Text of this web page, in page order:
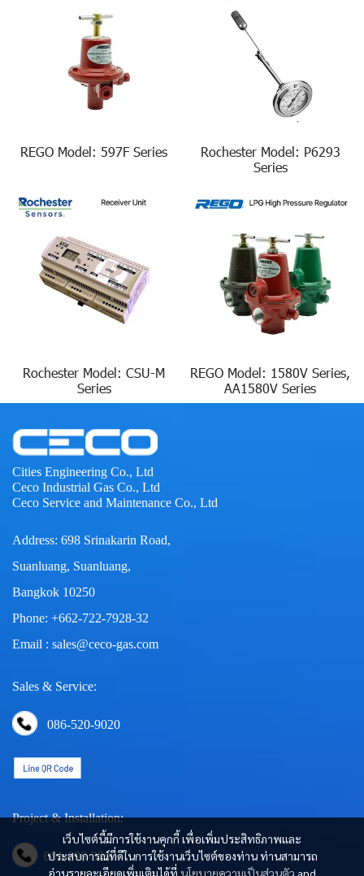
REGO Model: 597F Series
Rochester Model: P6293
Series
Rochester Model: CSU-M
Series
REGO Model: 1580V Series,
AA1580V Series
เว็บไซต์นี้มีการใช้งานคุกกี้ เพื่อเพิ่มประสิทธิภาพและ
ประสบการณ์ที่ดีในการใช้งานเว็บไซต์ของท่าน ท่านสามารถ
อ่านรายละเอียดเพิ่มเติมได้ที่ นโยบายความเป็นส่วนตัว and
Cities Engineering Co., Ltd
Ceco Industrial Gas Co., Ltd
Ceco Service and Maintenance Co., Ltd
Address: 698 Srinakarin Road,
Suanluang, Suanluang,
Bangkok 10250
Phone: +662-722-7928-32
Email : sales@ceco-gas.com
Sales & Service:
086-520-9020
Project & Installation:
081-890-3290